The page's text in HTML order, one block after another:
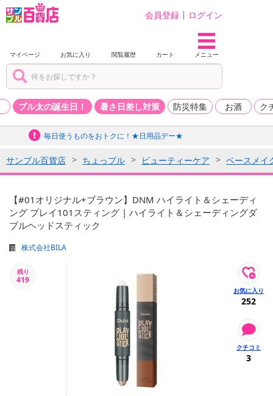
会員登録 ログイン
マイページ お気に入り 閲覧履歴 カート メニュー
プル太の誕生日！ 暑さ日差し対策 防災特集 お酒 ク
毎日使うものをおトクに！★日用品デー★
サンプル百貨店 ちょっプル ビューティーケア ベースメイ
【#01オリジナル+ブラウン】DNM ハイライト＆シェーディ
ング プレイ101スティング | ハイライト＆シェーディングダ
ブルヘッドスティック
株式会社BILA
残り
419
252
3